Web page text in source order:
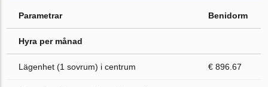
Parametrar Benidorm
Hyra per månad
Lägenhet (1 sovrum) i centrum € 896.67